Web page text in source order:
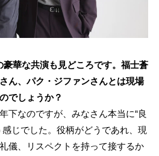
華な共演も見どころです。福士蒼
ん、パク・ジファンさんとは現場
でしょうか？
下なのですが、みなさん本当に“良
じでした。役柄がどうであれ、現
儀、リスペクトを持って接するか